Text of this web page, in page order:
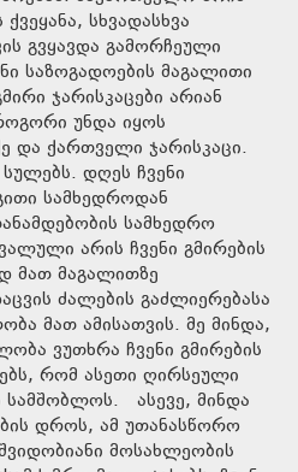
სხვადასხვა
გვყავდა გამორჩეული
საზოგადოების მაგალითი
ჯარისკაცები არიან
უნდა იყოს
და ქართველი ჯარისკაცი.
დღეს ჩვენი
სამხედროდან
სამხედრო
არის ჩვენი გმირების
მათ მაგალითზე
ძალების გაძლიერებასა
მათ ამისათვის. მე მინდა,
ვუთხრა ჩვენი გმირების
რომ ასეთი ღირსეული
სამშობლოს. ასევე, მინდა
დროს, ამ უთანასწორო
მოსახლეობის